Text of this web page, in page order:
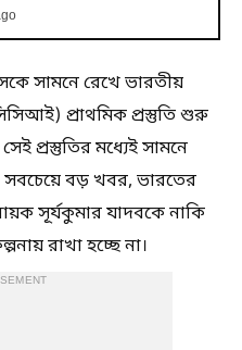
সামনে রেখে ভারতীয়
প্রাথমিক প্রস্তুতি শুরু
প্রস্তুতির মধ্যেই সামনে
বড় খবর, ভারতের
সূর্যকুমার যাদবকে নাকি
রাখা হচ্ছে না।